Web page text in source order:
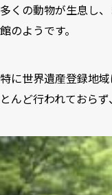
多くの動物が生息し
館のようです。
特に世界遺産登録地
とんど行われておら